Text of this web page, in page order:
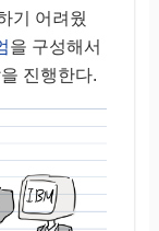
기 어려웠
을 구성해서
진행한다.